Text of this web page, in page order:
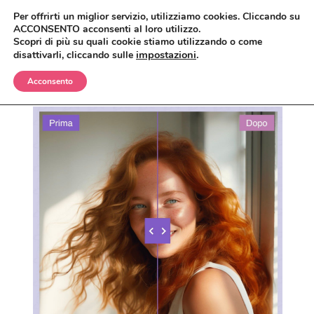
BIMBI
SHAMPO E BAGNETTO
SPAZZOLE E SPUGNE
BAGNO E DOCCIA
CREME, LOZIONI E GEL
DEODORANTI
INTIMO
ANTIETÀ
DETERGENTI, TONICI E MASCHERE
CREME E SIERI
IGIENE ORALE
CIPRIE, BLUSH, BRONZER
CORRETTORI
FONDOTINTA
BALSAMI
ERBE COSMETICHE
DOCCIA E SHAMPO
Per offrirti un miglior servizio, utilizziamo cookies. Cliccando su
ACCONSENTO acconsenti al loro utilizzo.
Scopri di più su quali cookie stiamo utilizzando o come
disattivarli, cliccando sulle impostazioni.
Acconsento